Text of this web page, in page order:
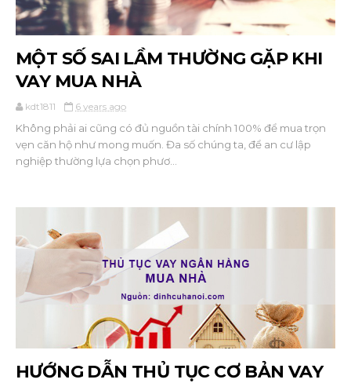
MỘT SỐ SAI LẦM THƯỜNG GẶP KHI
VAY MUA NHÀ
kdt1811 6 years ago
Không phải ai cũng có đủ nguồn tài chính 100% để mua trọn
vẹn căn hộ như mong muốn. Đa số chúng ta, để an cư lập
nghiệp thường lựa chọn phươ...
HƯỚNG DẪN THỦ TỤC CƠ BẢN VAY